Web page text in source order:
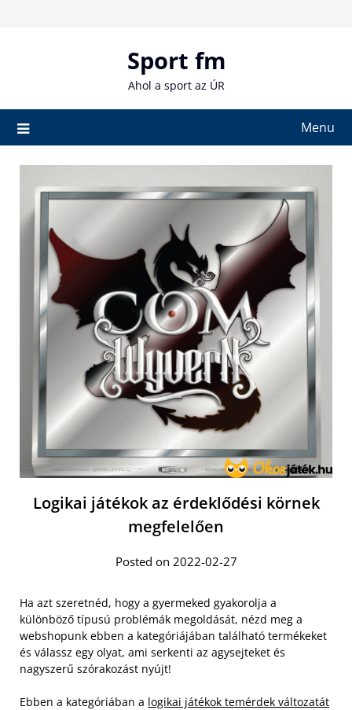
Sport fm
Ahol a sport az ÚR
Menu
Logikai játékok az érdeklődési körnek
megfelelően
Posted on 2022-02-27
Ha azt szeretnéd, hogy a gyermeked gyakorolja a
különböző típusú problémák megoldását, nézd meg a
webshopunk ebben a kategóriájában található termékeket
és válassz egy olyat, ami serkenti az agysejteket és
nagyszerű szórakozást nyújt!
Ebben a kategóriában a logikai játékok temérdek változatát